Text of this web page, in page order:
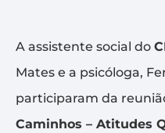
A assistente social do
Mates e a psicóloga,
participaram da
Caminhos – Atitudes